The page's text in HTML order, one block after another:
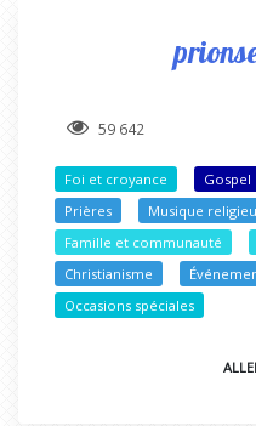
59 642
Foi et croyance
Prières
Musique
Famille et communauté
Christianisme
Occasions spéciales